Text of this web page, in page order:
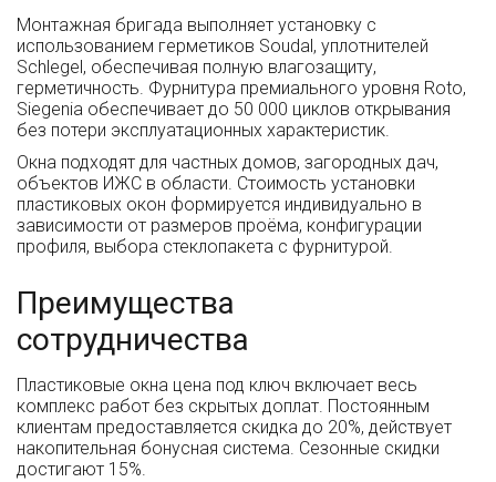
Монтажная бригада выполняет установку с
использованием герметиков Soudal, уплотнителей
Schlegel, обеспечивая полную влагозащиту,
герметичность. Фурнитура премиального уровня Roto,
Siegenia обеспечивает до 50 000 циклов открывания
без потери эксплуатационных характеристик.
Окна подходят для частных домов, загородных дач,
объектов ИЖС в области. Стоимость установки
пластиковых окон формируется индивидуально в
зависимости от размеров проёма, конфигурации
профиля, выбора стеклопакета с фурнитурой.
Преимущества
сотрудничества
Пластиковые окна цена под ключ включает весь
комплекс работ без скрытых доплат. Постоянным
клиентам предоставляется скидка до 20%, действует
накопительная бонусная система. Сезонные скидки
достигают 15%.